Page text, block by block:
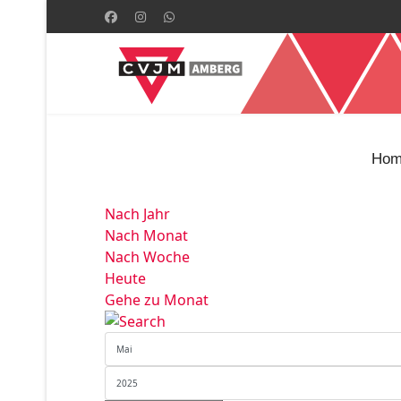
Nach Jahr
Nach Monat
Nach Woche
Heute
Gehe zu Monat